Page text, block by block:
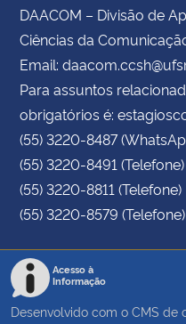
DAACOM – Divisão de
Ciências da
Email:
Para assuntos
obrigatórios é:
(55) 3220-8487
(55) 3220-8491 (Telefone)
(55) 3220-8811 (Telefone)
(55) 3220-8579 (Telefone)
Acesso à
Informação
Desenvolvido com o CMS de